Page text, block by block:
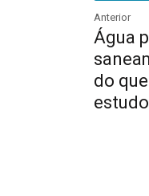
Anterior
Água
do
estudo